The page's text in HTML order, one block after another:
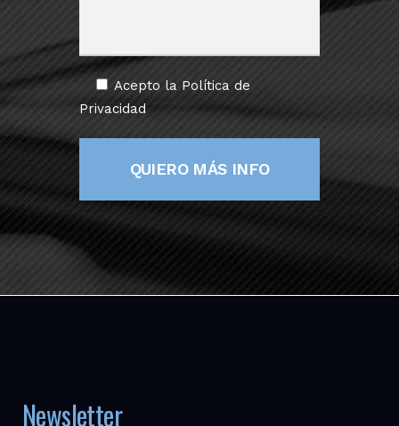
Acepto la Política de
Privacidad
Newsletter